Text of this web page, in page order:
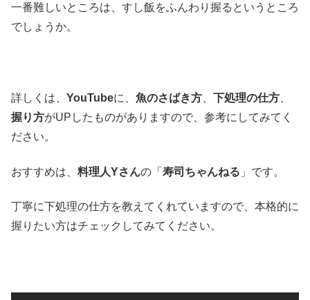
一番難しいところは、すし飯をふんわり握るというところ
でしょうか。
詳しくは、 YouTubeに、 魚のさばき方 下処理の仕方
握り方がUPしたものがありますので、参考にしてみてく
ださい。
おすすめは、 料理人Yさんの「 寿司ちゃんねる 」です。
丁寧に下処理の仕方を教えてくれていますので、本格的に
握りたい方はチェックしてみてください。